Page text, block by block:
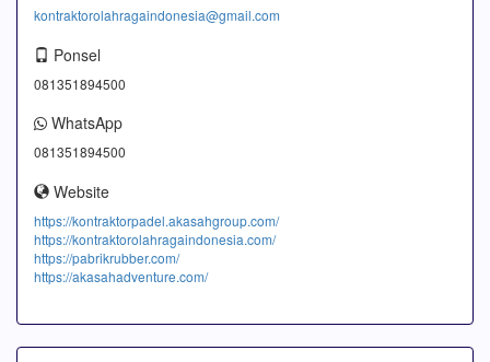
kontraktorolahragaindonesia@gmail.com
Ponsel
081351894500
WhatsApp
081351894500
Website
https://kontraktorpadel.akasahgroup.com/
https://kontraktorolahragaindonesia.com/
https://pabrikrubber.com/
https://akasahadventure.com/